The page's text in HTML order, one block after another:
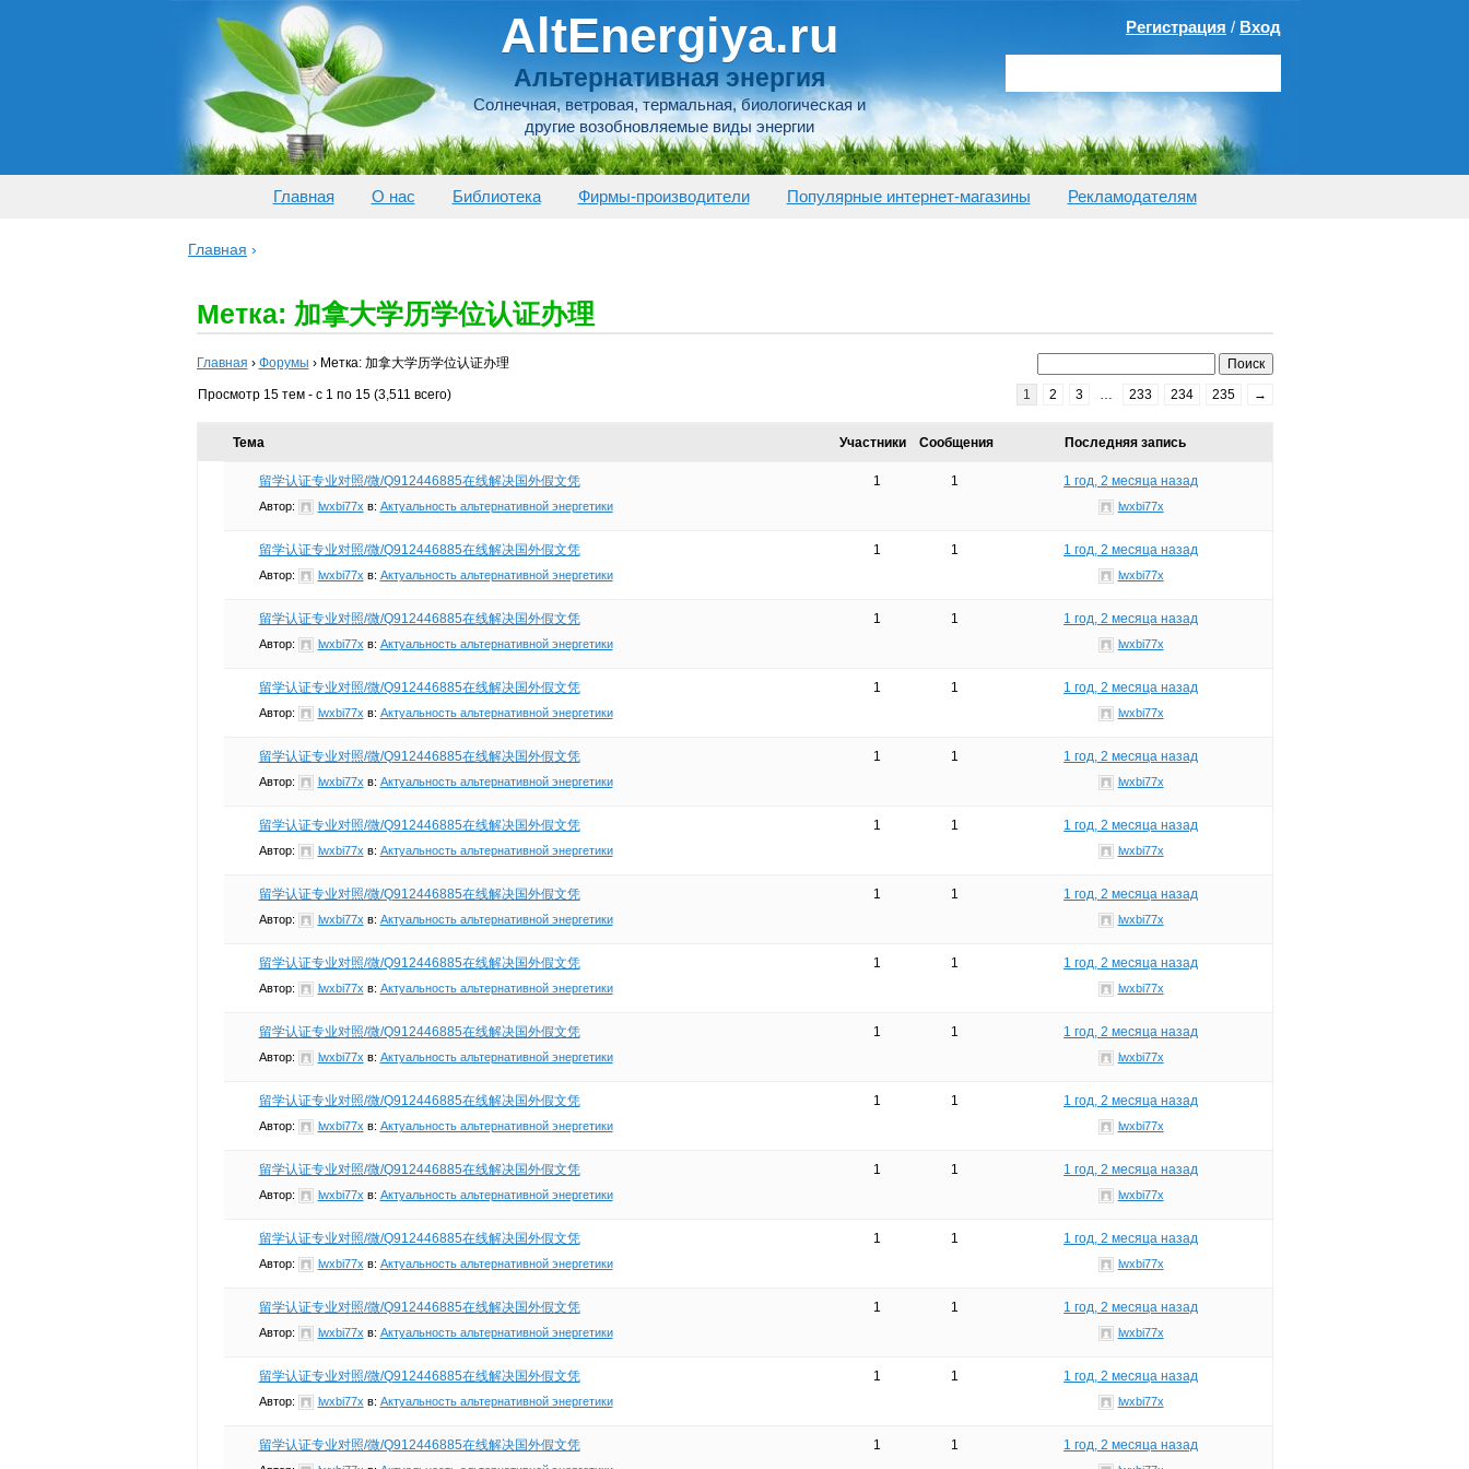
AltEnergiya.ru
Альтернативная энергия
Солнечная, ветровая, термальная, биологическая и
другие возобновляемые виды энергии
Регистрация / Вход
Главная О нас Библиотека Фирмы-производители Популярные интернет-магазины Рекламодателям
Главная ›
Метка: 加拿大学历学位认证办理
Главная › Форумы › Метка: 加拿大学历学位认证办理
Просмотр 15 тем - с 1 по 15 (3,511 всего) 1 2 3 233 234 235 →
Тема Участники Сообщения Последняя запись
留学认证专业对照/微/Q912446885在线解决国外假文凭
Автор: lwxbi77x в: Актуальность альтернативной энергетики
1 1 1 год, 2 месяца назад
lwxbi77x
留学认证专业对照/微/Q912446885在线解决国外假文凭
Автор: lwxbi77x в: Актуальность альтернативной энергетики
1 1 1 год, 2 месяца назад
lwxbi77x
留学认证专业对照/微/Q912446885在线解决国外假文凭
Автор: lwxbi77x в: Актуальность альтернативной энергетики
1 1 1 год, 2 месяца назад
lwxbi77x
留学认证专业对照/微/Q912446885在线解决国外假文凭
Автор: lwxbi77x в: Актуальность альтернативной энергетики
1 1 1 год, 2 месяца назад
lwxbi77x
留学认证专业对照/微/Q912446885在线解决国外假文凭
Автор: lwxbi77x в: Актуальность альтернативной энергетики
1 1 1 год, 2 месяца назад
lwxbi77x
留学认证专业对照/微/Q912446885在线解决国外假文凭
Автор: lwxbi77x в: Актуальность альтернативной энергетики
1 1 1 год, 2 месяца назад
lwxbi77x
留学认证专业对照/微/Q912446885在线解决国外假文凭
Автор: lwxbi77x в: Актуальность альтернативной энергетики
1 1 1 год, 2 месяца назад
lwxbi77x
留学认证专业对照/微/Q912446885在线解决国外假文凭
Автор: lwxbi77x в: Актуальность альтернативной энергетики
1 1 1 год, 2 месяца назад
lwxbi77x
留学认证专业对照/微/Q912446885在线解决国外假文凭
Автор: lwxbi77x в: Актуальность альтернативной энергетики
1 1 1 год, 2 месяца назад
lwxbi77x
留学认证专业对照/微/Q912446885在线解决国外假文凭
Автор: lwxbi77x в: Актуальность альтернативной энергетики
1 1 1 год, 2 месяца назад
lwxbi77x
留学认证专业对照/微/Q912446885在线解决国外假文凭
Автор: lwxbi77x в: Актуальность альтернативной энергетики
1 1 1 год, 2 месяца назад
lwxbi77x
留学认证专业对照/微/Q912446885在线解决国外假文凭
Автор: lwxbi77x в: Актуальность альтернативной энергетики
1 1 1 год, 2 месяца назад
lwxbi77x
留学认证专业对照/微/Q912446885在线解决国外假文凭
Автор: lwxbi77x в: Актуальность альтернативной энергетики
1 1 1 год, 2 месяца назад
lwxbi77x
留学认证专业对照/微/Q912446885在线解决国外假文凭
Автор: lwxbi77x в: Актуальность альтернативной энергетики
1 1 1 год, 2 месяца назад
lwxbi77x
留学认证专业对照/微/Q912446885在线解决国外假文凭 1 1 1 год, 2 месяца назад